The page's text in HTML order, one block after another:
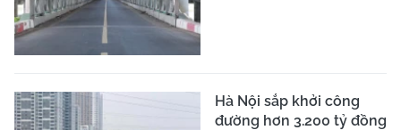
Hà Nội sắp khởi công
đường hơn 3.200 tỷ đồng